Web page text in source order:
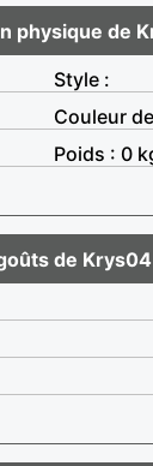
physique de
Style :
Couleur
Poids : 0
de Krys04